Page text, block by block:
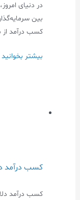
در دنیای
بین
کسب درآمد از
بیشتر
کسب درآمد
کسب درآمد